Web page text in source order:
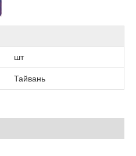
шт
Тайвань